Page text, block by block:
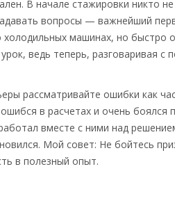
В начале стажировки никто
вопросы — важнейший
машинах, но быстро
ведь теперь, разговаривая
рассматривайте ошибки как
в расчетах и очень
вместе с ними над
Мой совет: Не бойтесь
в полезный опыт.